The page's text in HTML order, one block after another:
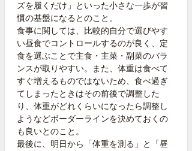
ズを履くだけ」といった小さな一歩が習
慣の基盤になるとのこと。
食事に関しては、比較的自分で選びやす
い昼食でコントロールするのが良く、定
食を選ぶことで主食・主菜・副菜のバラ
ンスが取りやすい。また、体重は食べて
すぐ増えるものではないため、食べ過ぎ
てしまったときはその前後で調整した
り、体重がどれくらいになったら調整し
ようなどボーダーラインを決めておくの
も良いとのこと。
最後に、明日から「体重を測る」と「昼